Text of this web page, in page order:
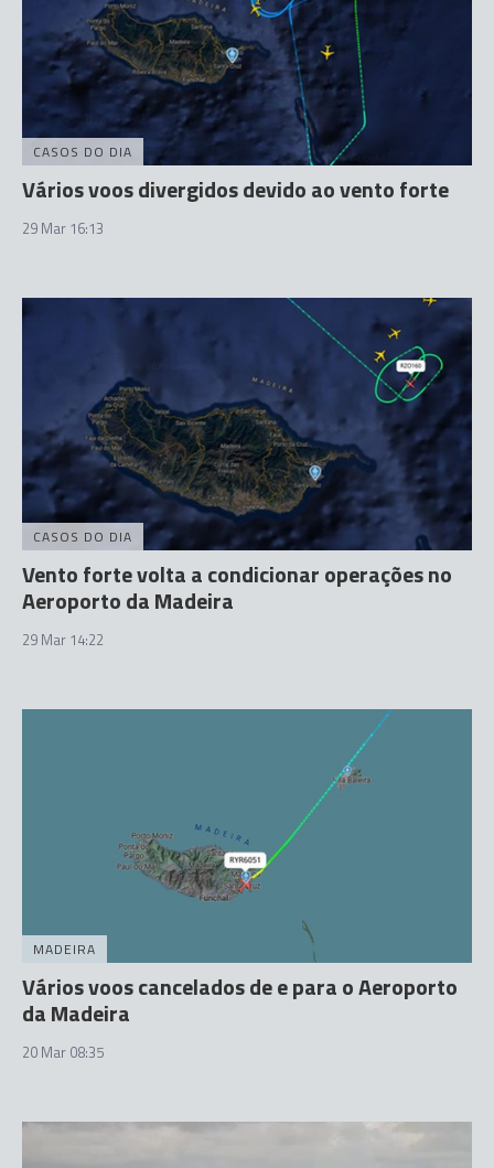
CASOS DO DIA
Vários voos divergidos devido ao vento forte
29 Mar 16:13
CASOS DO DIA
Vento forte volta a condicionar operações no
Aeroporto da Madeira
29 Mar 14:22
MADEIRA
Vários voos cancelados de e para o Aeroporto
da Madeira
20 Mar 08:35